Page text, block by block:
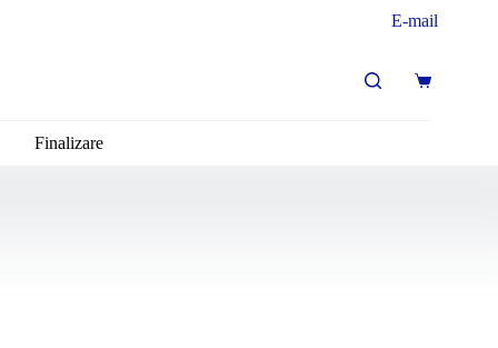
E-mail
Finalizare